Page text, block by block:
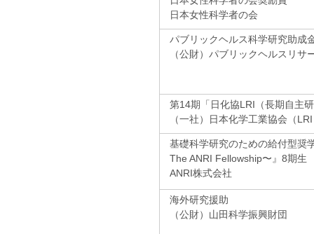
日本女性科学者の会
パブリックヘルス科学研究助成
（公財）パブリックヘルスリサ
第14期「日化協LRI（長期自主
（一社）日本化学工業協会（
基礎科学研究のための給付型奨
The ANRI Fellowship〜』8期生
ANRI株式会社
海外研究援助
（公財）山田科学振興財団